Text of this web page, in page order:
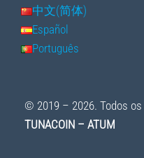
中文(简体)
Español
Português
© 2019 – 2026. Todos
TUNACOIN – ATUM